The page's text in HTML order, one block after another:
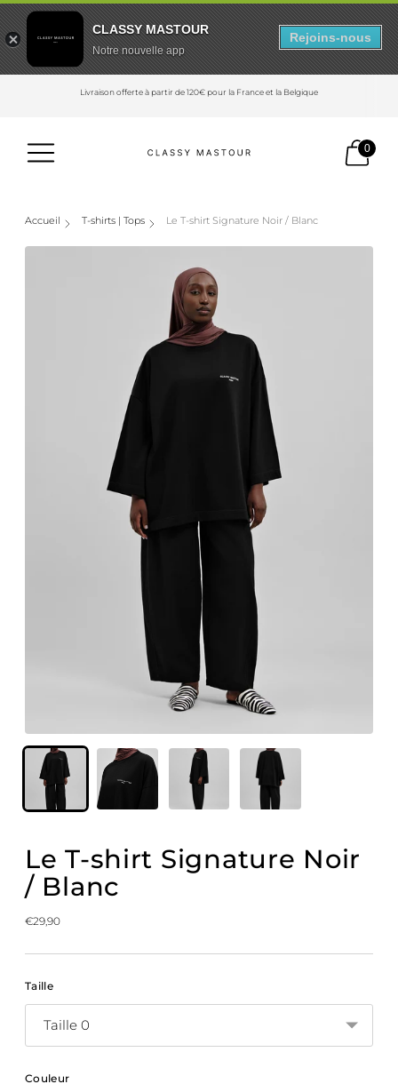
Livraison offerte à partir de 120€ pour la France et la Belgique
0
Accueil T-shirts | Tops Le T-shirt Signature Noir / Blanc
Le T-shirt Signature Noir
/ Blanc
€29,90
Prix
Taille
Couleur
CLASSY MASTOUR
Notre nouvelle app
Rejoins-nous